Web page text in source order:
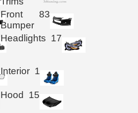
Front
Bumper
83
Headlights 17
Interior 1
Hood 15